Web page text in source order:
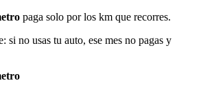
paga solo por los km que recorres.
si no usas tu auto, ese mes no pagas y